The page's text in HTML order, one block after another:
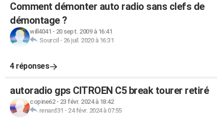
Comment démonter auto radio sans clefs de
démontage ?
will4041 - 20 sept. 2009 à 16:41
Sourcil - 26 juil. 2020 à 16:31
4 réponses
autoradio gps CITROEN C5 break tourer retiré
copine62- 23 févr. 2024 à 18:42
renard31 - 24 févr. 2024 à 07:55